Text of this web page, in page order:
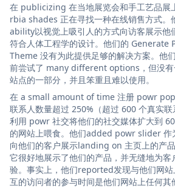
在 publicizing 在当地展览会和手工艺品展
rbia shades 正在寻找一种在线销售方式
ability以视觉上吸引人的方式向访客展示他
符合人体工程学的设计。他们的 Generate
Theme 没有为此提供足够的解决方案。他
前尝试了 many different options，但没有
站点的一部分，并且笨重且难以使用。
在 a small amount of time 注册 powr
联系人数量超过 250%（超过 600 个真实
利用 powr 社交将他们的社交媒体扩大到
的网站上喂食。他们added powr slider 作
向他们的客户展示landing on 主页上的产品
它很好地展示了他们的产品，并无缝地为
验。事实上，他们reported发现与他们网
互的访问者的参与时间是他们网站上任何其